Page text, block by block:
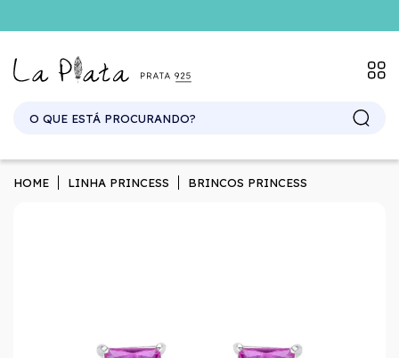
HOME LINHA PRINCESS BRINCOS PRINCESS